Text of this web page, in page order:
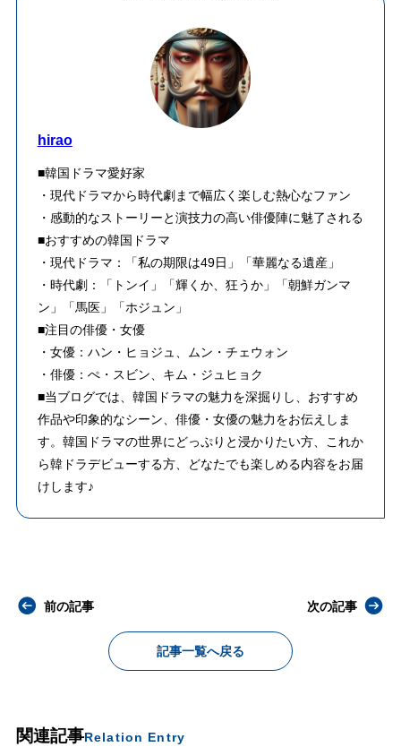
hirao
■韓国ドラマ愛好家
・現代ドラマから時代劇まで幅広く楽しむ熱心なファン
・感動的なストーリーと演技力の高い俳優陣に魅了される
■おすすめの韓国ドラマ
・現代ドラマ：「私の期限は49日」「華麗なる遺産」
・時代劇：「トンイ」「輝くか、狂うか」「朝鮮ガンマ
ン」「馬医」「ホジュン」
■注目の俳優・女優
・女優：ハン・ヒョジュ、ムン・チェウォン
・俳優：ぺ・スビン、キム・ジュヒョク
■当ブログでは、韓国ドラマの魅力を深掘りし、おすすめ
作品や印象的なシーン、俳優・女優の魅力をお伝えしま
す。韓国ドラマの世界にどっぷりと浸かりたい方、これか
ら韓ドラデビューする方、どなたでも楽しめる内容をお届
けします♪
前の記事
記事一覧へ戻る
次の記事
関連記事Relation Entry